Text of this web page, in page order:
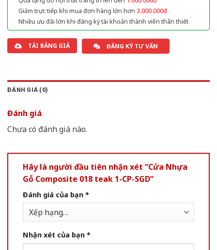
Giảm trực tiếp khi mua đơn hàng lớn hơn 3.000.000đ
Nhiều ưu đãi lớn khi đăng ký tài khoản thành viên thân thiết
TẢI BẢNG GIÁ ĐĂNG KÝ TƯ VẤN
ĐÁNH GIÁ (0)
Đánh giá
Chưa có đánh giá nào.
Hãy là người đầu tiên nhận xét “Cửa Nhựa
Gỗ Composite 018 teak 1-CP-SGD”
Đánh giá của bạn *
Nhận xét của bạn *